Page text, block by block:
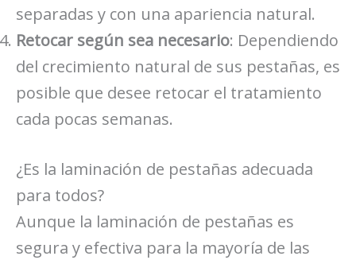
separadas y con una apariencia natural.
Retocar según sea necesario: Dependiendo
del crecimiento natural de sus pestañas, es
posible que desee retocar el tratamiento
cada pocas semanas.
¿Es la laminación de pestañas adecuada
para todos?
Aunque la laminación de pestañas es
segura y efectiva para la mayoría de las